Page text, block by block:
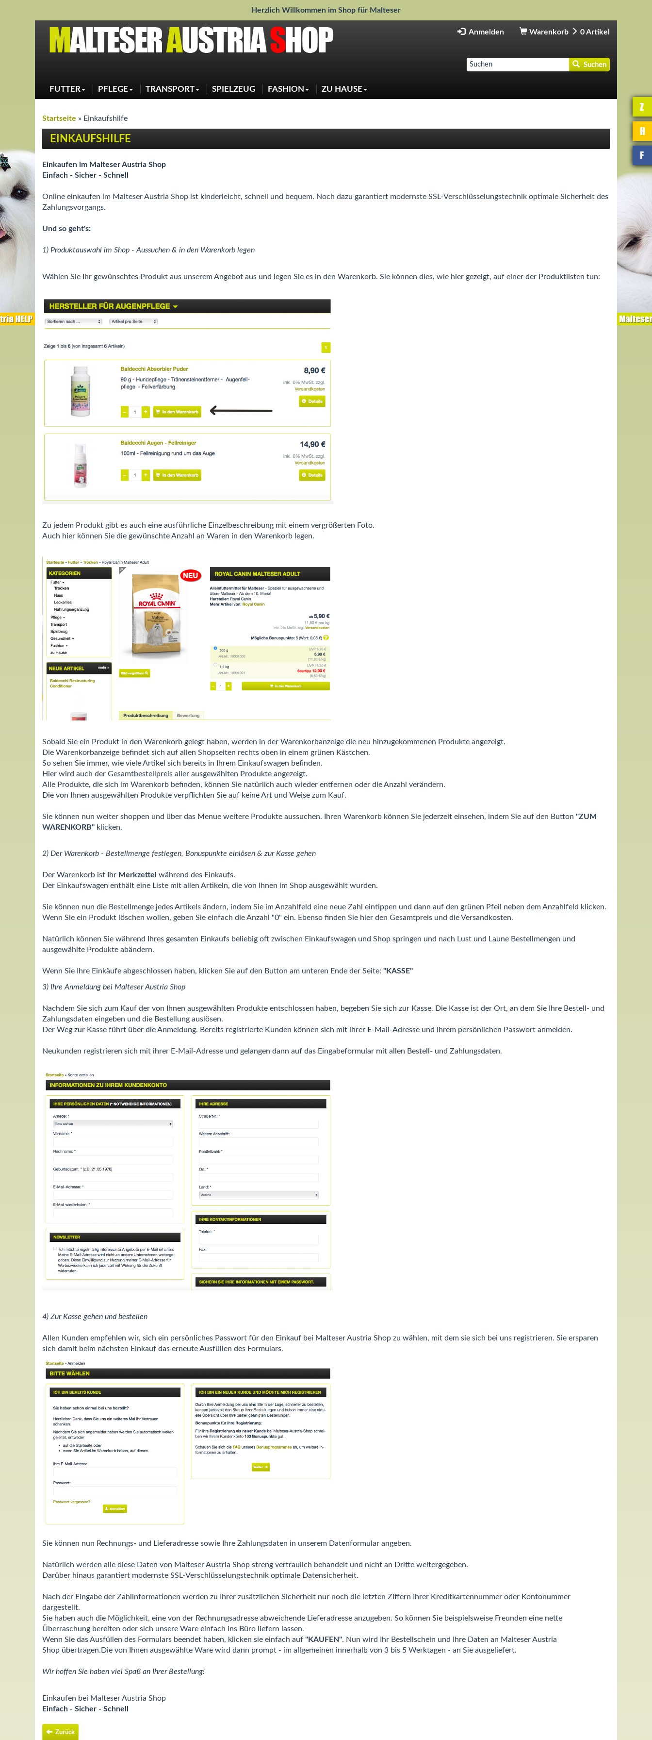
Herzlich Willkommen im Shop für Malteser
Z
H
F
Anmelden Warenkorb 0Artikel
Suchen
FUTTER
Trocken
PFLEGE
Haarkur - Treatments
Gel und Spray
Zahnpflege
Ohrenpflege
Hautpflege
Krallen und Pfoten
Parfum
Bürsten
Kämme
Schermaschinen
Zubehör - Nützliches
Aktionen - Sets
TRANSPORT
Maulkorb
SPIELZEUG
FASHION
Jacken
ZU HAUSE
Weihnachtsdeko
Startseite » Einkaufshilfe
EINKAUFSHILFE
Einkaufen im Malteser Austria Shop
Einfach - Sicher - Schnell
Online einkaufen im Malteser Austria Shop ist kinderleicht, schnell und bequem. Noch dazu garantiert modernste SSL-Verschlüsselungstechnik optimale Sicherheit des
Zahlungsvorgangs.
Und so geht's:
1) Produktauswahl im Shop - Aussuchen & in den Warenkorb legen
Wählen Sie Ihr gewünschtes Produkt aus unserem Angebot aus und legen Sie es in den Warenkorb. Sie können dies, wie hier gezeigt, auf einer der Produktlisten tun:
Zu jedem Produkt gibt es auch eine ausführliche Einzelbeschreibung mit einem vergrößerten Foto.
Auch hier können Sie die gewünschte Anzahl an Waren in den Warenkorb legen.
Sobald Sie ein Produkt in den Warenkorb gelegt haben, werden in der Warenkorbanzeige die neu hinzugekommenen Produkte angezeigt.
Die Warenkorbanzeige befindet sich auf allen Shopseiten rechts oben in einem grünen Kästchen.
So sehen Sie immer, wie viele Artikel sich bereits in Ihrem Einkaufswagen befinden.
Hier wird auch der Gesamtbestellpreis aller ausgewählten Produkte angezeigt.
Alle Produkte, die sich im Warenkorb befinden, können Sie natürlich auch wieder entfernen oder die Anzahl verändern.
Die von Ihnen ausgewählten Produkte verpflichten Sie auf keine Art und Weise zum Kauf.
Sie können nun weiter shoppen und über das Menue weitere Produkte aussuchen. Ihren Warenkorb können Sie jederzeit einsehen, indem Sie auf den Button "ZUM
WARENKORB" klicken.
2) Der Warenkorb - Bestellmenge festlegen, Bonuspunkte einlösen & zur Kasse gehen
Der Warenkorb ist Ihr Merkzettel während des Einkaufs.
Der Einkaufswagen enthält eine Liste mit allen Artikeln, die von Ihnen im Shop ausgewählt wurden.
Sie können nun die Bestellmenge jedes Artikels ändern, indem Sie im Anzahlfeld eine neue Zahl eintippen und dann auf den grünen Pfeil neben dem Anzahlfeld klicken.
Wenn Sie ein Produkt löschen wollen, geben Sie einfach die Anzahl "0" ein. Ebenso finden Sie hier den Gesamtpreis und die Versandkosten.
Natürlich können Sie während Ihres gesamten Einkaufs beliebig oft zwischen Einkaufswagen und Shop springen und nach Lust und Laune Bestellmengen und
ausgewählte Produkte abändern.
Wenn Sie Ihre Einkäufe abgeschlossen haben, klicken Sie auf den Button am unteren Ende der Seite: "KASSE"
3) Ihre Anmeldung bei Malteser Austria Shop
Nachdem Sie sich zum Kauf der von Ihnen ausgewählten Produkte entschlossen haben, begeben Sie sich zur Kasse. Die Kasse ist der Ort, an dem Sie Ihre Bestell- und
Zahlungsdaten eingeben und die Bestellung auslösen.
Der Weg zur Kasse führt über die Anmeldung. Bereits registrierte Kunden können sich mit ihrer E-Mail-Adresse und ihrem persönlichen Passwort anmelden.
Neukunden registrieren sich mit ihrer E-Mail-Adresse und gelangen dann auf das Eingabeformular mit allen Bestell- und Zahlungsdaten.
4) Zur Kasse gehen und bestellen
Allen Kunden empfehlen wir, sich ein persönliches Passwort für den Einkauf bei Malteser Austria Shop zu wählen, mit dem sie sich bei uns registrieren. Sie ersparen
sich damit beim nächsten Einkauf das erneute Ausfüllen des Formulars.
Sie können nun Rechnungs- und Lieferadresse sowie Ihre Zahlungsdaten in unserem Datenformular angeben.
Natürlich werden alle diese Daten von Malteser Austria Shop streng vertraulich behandelt und nicht an Dritte weitergegeben.
Darüber hinaus garantiert modernste SSL-Verschlüsselungstechnik optimale Datensicherheit.
Nach der Eingabe der Zahlinformationen werden zu Ihrer zusätzlichen Sicherheit nur noch die letzten Ziffern Ihrer Kreditkartennummer oder Kontonummer
dargestellt.
Sie haben auch die Möglichkeit, eine von der Rechnungsadresse abweichende Lieferadresse anzugeben. So können Sie beispielsweise Freunden eine nette
Überraschung bereiten oder sich unsere Ware einfach ins Büro liefern lassen.
Wenn Sie das Ausfüllen des Formulars beendet haben, klicken sie einfach auf "KAUFEN". Nun wird Ihr Bestellschein und Ihre Daten an Malteser Austria
Shop übertragen.Die von Ihnen ausgewählte Ware wird dann prompt - im allgemeinen innerhalb von 3 bis 5 Werktagen - an Sie ausgeliefert.
Wir hoffen Sie haben viel Spaß an Ihrer Bestellung!
Einkaufen bei Malteser Austria Shop
Einfach - Sicher - Schnell
Zurück